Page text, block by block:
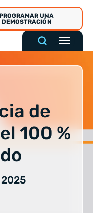
UNA
DEMOSTRACIÓN
de
100 %